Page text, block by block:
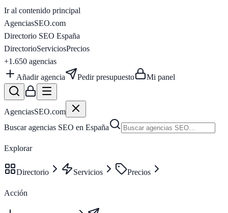
Ir al contenido principal
AgenciasSEO.com
Directorio SEO España
DirectorioServiciosPrecios
+1.650 agencias
Añadir agencia
Pedir presupuesto Mi panel
AgenciasSEO.com
Buscar agencias SEO en España
Explorar
Directorio Servicios Precios
Acción